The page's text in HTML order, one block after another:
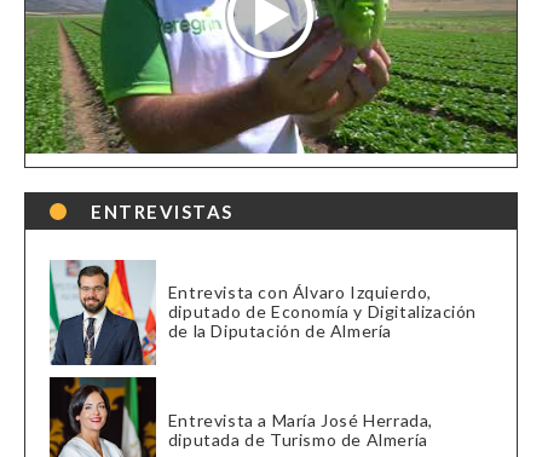
ENTREVISTAS
Entrevista con Álvaro Izquierdo,
diputado de Economía y Digitalización
de la Diputación de Almería
Entrevista a María José Herrada,
diputada de Turismo de Almería